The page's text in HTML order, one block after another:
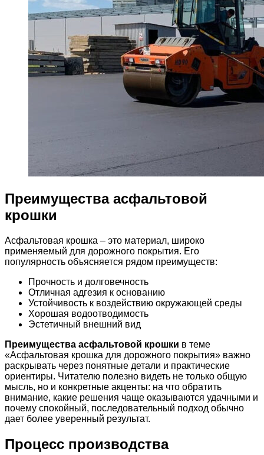
Преимущества асфальтовой
крошки
Асфальтовая крошка – это материал, широко
применяемый для дорожного покрытия. Его
популярность объясняется рядом преимуществ:
Прочность и долговечность
Отличная адгезия к основанию
Устойчивость к воздействию окружающей среды
Хорошая водоотводимость
Эстетичный внешний вид
Преимущества асфальтовой крошки в теме
«Асфальтовая крошка для дорожного покрытия» важно
раскрывать через понятные детали и практические
ориентиры. Читателю полезно видеть не только общую
мысль, но и конкретные акценты: на что обратить
внимание, какие решения чаще оказываются удачными и
почему спокойный, последовательный подход обычно
дает более уверенный результат.
Процесс производства